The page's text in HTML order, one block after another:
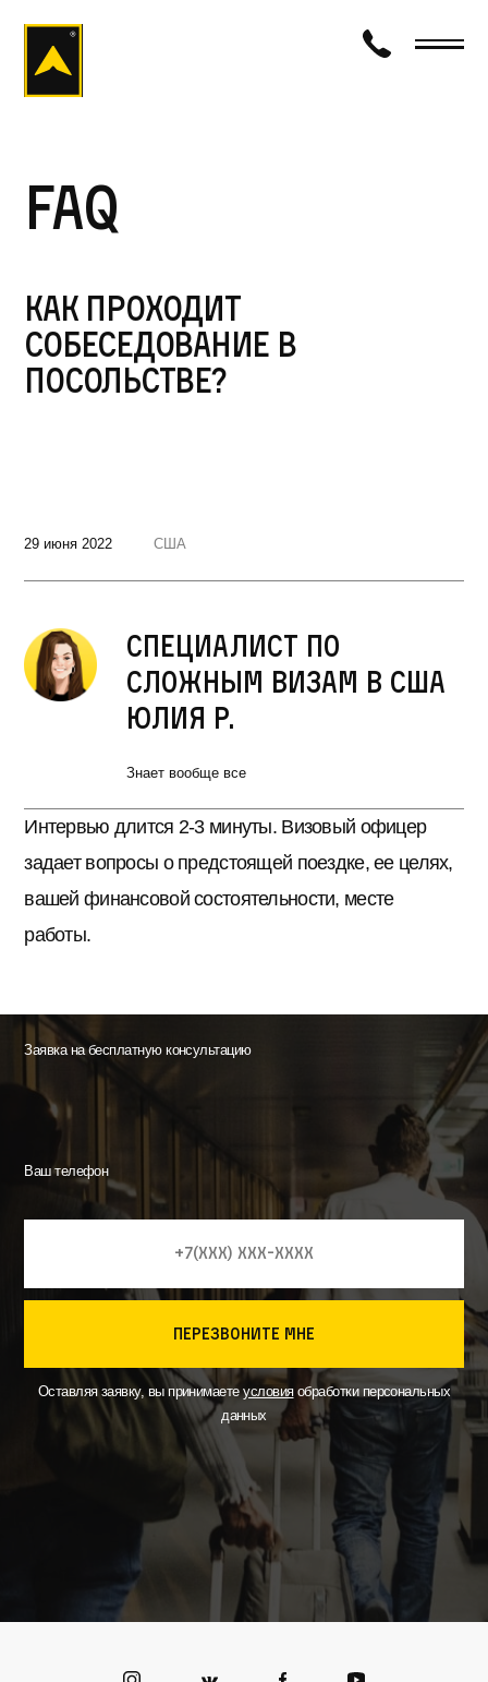
FAQ
Как проходит
собеседование в
посольстве?
29 июня 2022 США
Специалист по
сложным визам в США
Юлия Р.
Знает вообще все
Интервью длится 2-3 минуты. Визовый офицер
задает вопросы о предстоящей поездке, ее целях,
вашей финансовой состоятельности, месте
работы.
Заявка на бесплатную консультацию
Ваш телефон
перезвоните мне
Оставляя заявку, вы принимаетеусловияобработки персональных
данных